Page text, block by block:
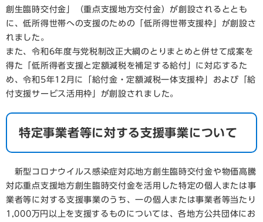
創生臨時交付金」（重点支援地方交付金）が創設されるととも
に、低所得世帯への支援のための「低所得世帯支援枠」が創設さ
れました。
また、令和6年度与党税制改正大綱のとりまとめと併せて成案を
得た「低所得者支援と定額減税を補足する給付」に対応するた
め、令和5年12月に「給付金・定額減税一体支援枠」および「給
付支援サービス活用枠」が創設されました。
特定事業者等に対する支援事業について
新型コロナウイルス感染症対応地方創生臨時交付金や物価高騰
対応重点支援地方創生臨時交付金を活用した特定の個人または事
業者等に対する支援事業のうち、一の個人または事業者等当たり
1,000万円以上を支援するものについては、各地方公共団体にお